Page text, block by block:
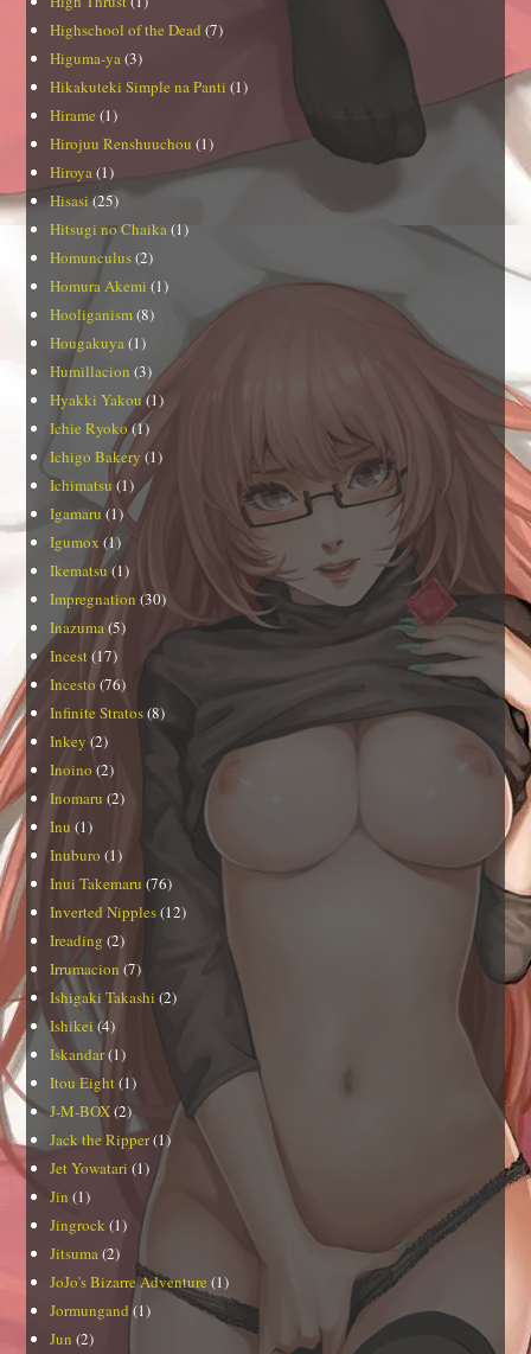
Highschool of the Dead (7)
Higuma-ya(3)
Hikakuteki Simple na Panti (1)
Hirame (1)
Hirojuu Renshuuchou (1)
Hiroya(1)
Hisasi(25)
Hitsugi no Chaika(1)
Homunculus(2)
Homura Akemi (1)
Hooliganism(8)
Hougakuya(1)
Humillacion (3)
Hyakki Yakou(1)
Ichie Ryoko(1)
Ichigo Bakery (1)
Ichimatsu (1)
Igamaru(1)
Igumox (1)
Ikematsu (1)
Impregnation (30)
Inazuma(5)
Incest (17)
Incesto (76)
Infinite Stratos(8)
Inkey (2)
Inoino (2)
Inomaru (2)
Inu (1)
Inuburo (1)
Inui Takemaru (76)
Inverted Nipples(12)
Ireading (2)
Irrumacion (7)
Ishigaki Takashi (2)
Ishikei(4)
Iskandar(1)
Itou Eight(1)
J-M-BOX(2)
Jack the Ripper(1)
Jet Yowatari (1)
Jin (1)
Jingrock (1)
Jitsuma(2)
JoJo's Bizarre Adventure (1)
Jormungand(1)
Jun (2)